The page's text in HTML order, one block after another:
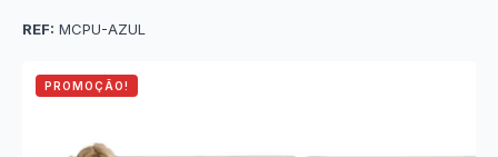
REF: MCPU-AZUL
PROMOÇÃO!